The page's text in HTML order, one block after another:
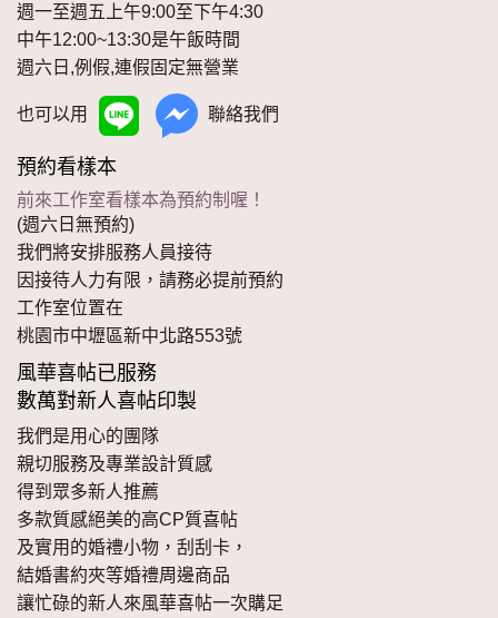
週一至週五上午9:00至下午4:30
中午12:00~13:30是午飯時間
週六日,例假,連假固定無營業
也可以用 聯絡我們
預約看樣本
前來工作室看樣本為預約制喔！
(週六日無預約)
我們將安排服務人員接待
因接待人力有限，請務必提前預約
工作室位置在
桃園市中壢區新中北路553號
風華喜帖已服務
數萬對新人喜帖印製
我們是用心的團隊
親切服務及專業設計質感
得到眾多新人推薦
多款質感絕美的高CP質喜帖
及實用的婚禮小物，刮刮卡，
結婚書約夾等婚禮周邊商品
讓忙碌的新人來風華喜帖一次購足